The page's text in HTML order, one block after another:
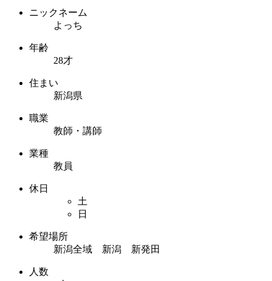
ニックネーム
よっち
年齢
28才
住まい
新潟県
職業
教師・講師
業種
教員
休日
土
日
希望場所
新潟全域 新潟 新発田
人数